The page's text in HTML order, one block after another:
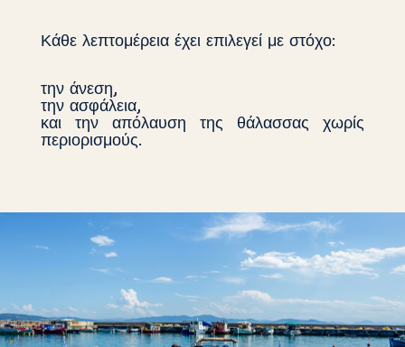
Κάθε λεπτομέρεια έχει επιλεγεί με στόχο:
την άνεση,
την ασφάλεια,
και την απόλαυση της θάλασσας χωρίς
περιορισμούς.